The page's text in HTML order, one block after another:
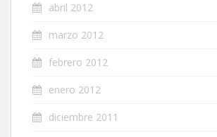
abril 2012
marzo 2012
febrero 2012
enero 2012
diciembre 2011